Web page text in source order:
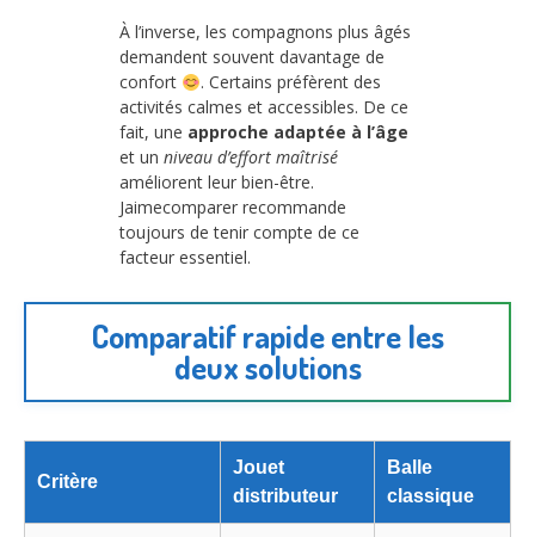
À l’inverse, les compagnons plus âgés
demandent souvent davantage de
confort
. Certains préfèrent des
activités calmes et accessibles. De ce
fait, une approche adaptée à l’âge
et un niveau d’effort maîtrisé
améliorent leur bien-être.
Jaimecomparer recommande
toujours de tenir compte de ce
facteur essentiel.
Comparatif rapide entre les
deux solutions
Critère
Jouet
distributeur
Balle
classique